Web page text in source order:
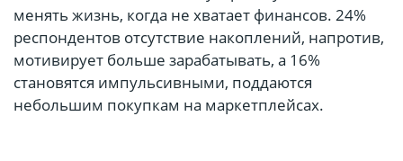
менять жизнь, когда не хватает финансов. 24%
респондентов отсутствие накоплений, напротив,
мотивирует больше зарабатывать, а 16%
становятся импульсивными, поддаются
небольшим покупкам на маркетплейсах.